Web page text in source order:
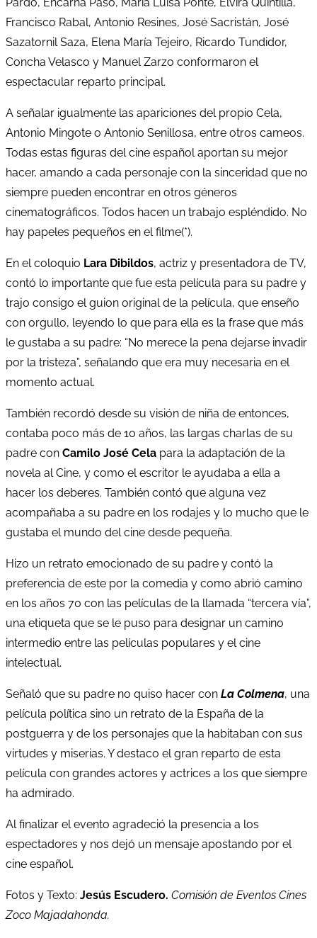
Francisco Rabal, Antonio Resines, José Sacristán, José
Sazatornil Saza, Elena María Tejeiro, Ricardo Tundidor,
Concha Velasco y Manuel Zarzo conformaron el
espectacular reparto principal.
A señalar igualmente las apariciones del propio Cela,
Antonio Mingote o Antonio Senillosa, entre otros cameos.
Todas estas figuras del cine español aportan su mejor
hacer, amando a cada personaje con la sinceridad que no
siempre pueden encontrar en otros géneros
cinematográficos. Todos hacen un trabajo espléndido. No
hay papeles pequeños en el filme(*).
En el coloquio Lara Dibildos, actriz y presentadora de TV,
contó lo importante que fue esta película para su padre y
trajo consigo el guion original de la película, que enseño
con orgullo, leyendo lo que para ella es la frase que más
le gustaba a su padre: “No merece la pena dejarse invadir
por la tristeza”, señalando que era muy necesaria en el
momento actual.
También recordó desde su visión de niña de entonces,
contaba poco más de 10 años, las largas charlas de su
padre con Camilo José Cela para la adaptación de la
novela al Cine, y como el escritor le ayudaba a ella a
hacer los deberes. También contó que alguna vez
acompañaba a su padre en los rodajes y lo mucho que le
gustaba el mundo del cine desde pequeña.
Hizo un retrato emocionado de su padre y contó la
preferencia de este por la comedia y como abrió camino
en los años 70 con las películas de la llamada “tercera vía”,
una etiqueta que se le puso para designar un camino
intermedio entre las películas populares y el cine
intelectual.
Señaló que su padre no quiso hacer con La Colmena, una
película política sino un retrato de la España de la
postguerra y de los personajes que la habitaban con sus
virtudes y miserias. Y destaco el gran reparto de esta
película con grandes actores y actrices a los que siempre
ha admirado.
Al finalizar el evento agradeció la presencia a los
espectadores y nos dejó un mensaje apostando por el
cine español.
Fotos y Texto: Jesús Escudero. Comisión de Eventos Cines
Zoco Majadahonda.